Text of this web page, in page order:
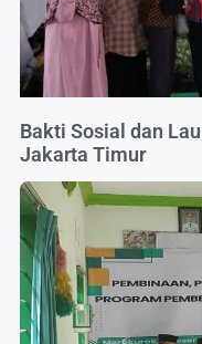
Bakti Sosial dan
Jakarta Timur